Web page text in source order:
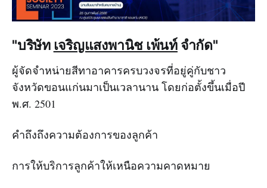
"บริษัท เจริญแสงพานิช เพ้นท์จำกัด"
ผู้จัดจำหน่ายสีทาอาคารครบวงจรที่อยู่คู่กับชาว
จังหวัดขอนแก่นมาเป็นเวลานาน โดยก่อตั้งขึ้นเมื่อปี
พ.ศ. 2501
คำถึงถึงความต้องการของลูกค้า
การให้บริการลูกค้าให้เหนือความคาดหมาย